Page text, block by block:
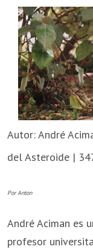
Autor: André
del Asteroide |
Por Anton
André Aciman es
profesor